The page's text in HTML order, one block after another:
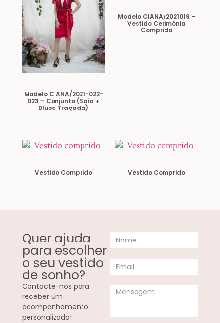
Modelo CIANA/2021-022-
023 – Conjunto (saia +
Blusa Traçada)
Modelo CIANA/2021019 –
Vestido Cerimónia
Comprido
Vestido Comprido Vestido Comprido
Quer ajuda
para escolher
o seu vestido
de sonho?
Contacte-nos para
receber um
acompanhamento
personalizado!